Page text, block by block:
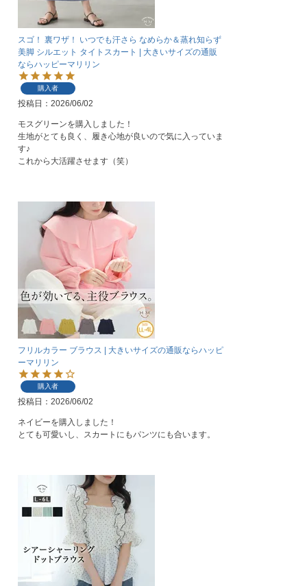
スゴ！ 裏ワザ！ いつでも汗さら なめらか＆蒸れ知らず
美脚 シルエット タイトスカート | 大きいサイズの通販
ならハッピーマリリン
購入者
投稿日 2026/06/02
モスグリーンを購入しました！
生地がとても良く、履き心地が良いので気に入っていま
す♪
これから大活躍させます（笑）
フリルカラー ブラウス | 大きいサイズの通販ならハッピ
ーマリリン
購入者
投稿日 2026/06/02
ネイビーを購入しました！
とても可愛いし、スカートにもパンツにも合います。